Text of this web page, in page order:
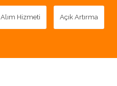
Alım Hizmeti Açık Artırma